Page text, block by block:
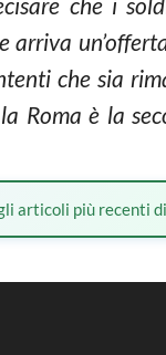
arriva
che sia
Roma è la
articoli più recenti di